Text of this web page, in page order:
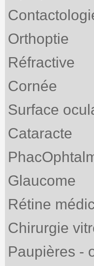
Orthoptie
Réfractive
Cornée
Surface
Cataracte
Glaucome
Rétine
Chirurgie
Paupières -